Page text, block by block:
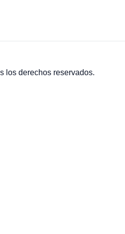
los derechos reservados.